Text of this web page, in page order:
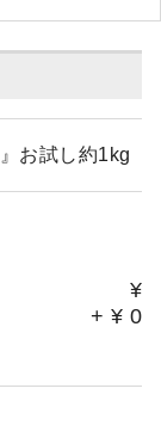
お試し約1kg
¥
+ ¥ 0